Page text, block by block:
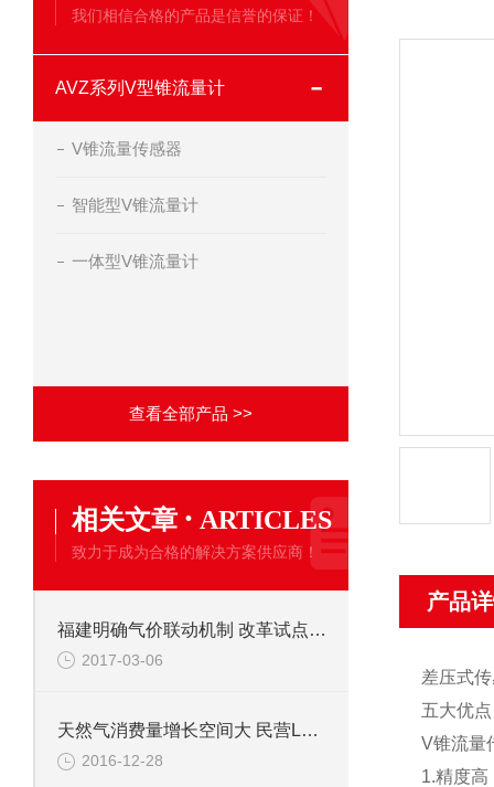
我们相信合格的产品是信誉的保证！
AVZ系列V型锥流量计
V锥流量传感器
智能型V锥流量计
一体型V锥流量计
查看全部产品 >>
相关文章 · ARTICLES
致力于成为合格的解决方案供应商！
福建明确气价联动机制 改革试点开启降价模式
2017-03-06
天然气消费量增长空间大 民营LNG接收站一期封顶
2016-12-28
产品
差压式
五大优
V锥流量
1.精度高